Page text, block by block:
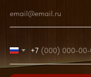
email@email.ru
+7